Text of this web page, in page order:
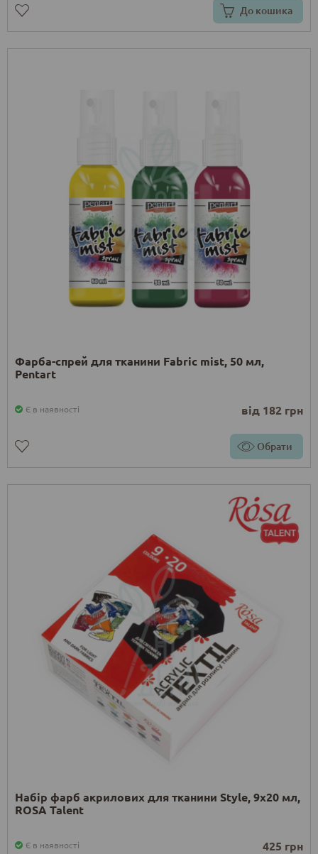
До кошика
Фарба-спрей для тканини Fabric mist, 50 мл,
Pentart
Є в наявності від 182 грн
Обрати
Набір фарб акрилових для тканини Style, 9х20 мл,
ROSA Talent
Є в наявності 425 грн